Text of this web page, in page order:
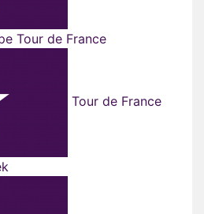
Tour de France
Tour de France